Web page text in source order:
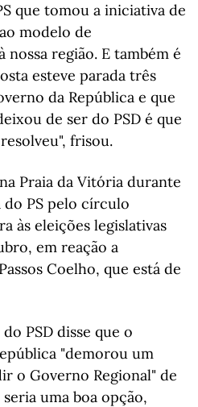
que tomou a iniciativa de
modelo de
nossa região. E também é
esteve parada três
da República e que
de ser do PSD é que
frisou.
Praia da Vitória durante
do PS pelo círculo
às eleições legislativas
em reação a
Coelho, que está de
PSD disse que o
"demorou um
o Governo Regional" de
uma boa opção,